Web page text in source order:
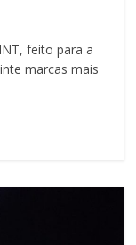
feito para a
marcas mais